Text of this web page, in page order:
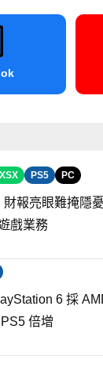
PS5 PC
財報亮眼難掩隱
戲業務
6 採
倍增